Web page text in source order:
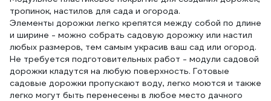
тропинок, настилов для сада и огорода.
Элементы дорожки легко крепятся между собой по длине
и ширине - можно собрать садовую дорожку или настил
любых размеров, тем самым украсив ваш сад или огород.
Не требуется подготовительных работ - модули садовой
дорожки кладутся на любую поверхность. Готовые
садовые дорожки пропускают воду, легко моются и также
легко могут быть перенесены в любое место дачного